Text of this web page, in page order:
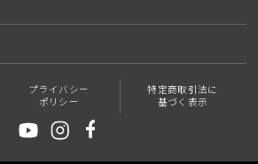
プライバシー
ポリシー
特定商取引法に
基づく表示